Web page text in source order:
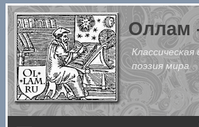
Перейти к основному содержанию
Оллам
поэзия мира